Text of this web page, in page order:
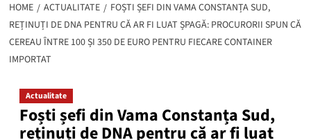
HOME ACTUALITATE
FOȘTI ȘEFI DIN VAMA CONSTANȚA SUD,
REȚINUȚI DE DNA PENTRU CĂ AR FI LUAT ȘPAGĂ: PROCURORII SPUN CĂ
CEREAU ÎNTRE 100 ȘI 350 DE EURO PENTRU FIECARE CONTAINER
IMPORTAT
Actualitate
Foști șefi din Vama Constanța Sud,
reținuți de DNA pentru că ar fi luat